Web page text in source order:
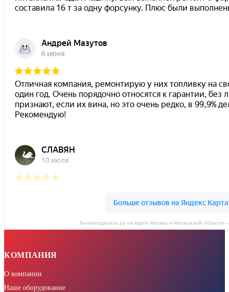
Белавтодизель.ру на карте Москвы и Московской области
КОМПАНИЯ
О компании
Наше оборудование